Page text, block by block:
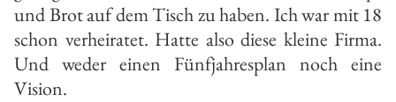
und Brot auf dem Tisch zu haben. Ich war mit 18
schon verheiratet. Hatte also diese kleine Firma.
Und weder einen Fünfjahresplan noch eine
Vision.